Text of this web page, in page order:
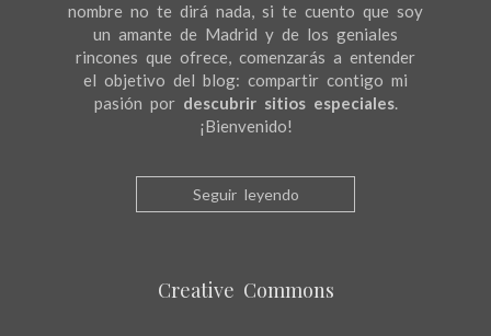
nombre no te dirá nada, si te cuento que soy
un amante de Madrid y de los geniales
rincones que ofrece, comenzarás a entender
el objetivo del blog: compartir contigo mi
pasión por descubrir sitios especiales.
¡Bienvenido!
Seguir leyendo
Creative Commons